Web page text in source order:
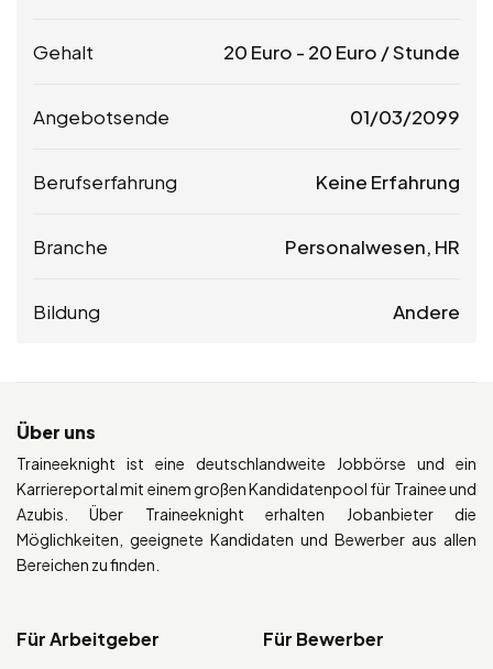
Gehalt 20 Euro - 20 Euro / Stunde
Angebotsende 01/03/2099
Berufserfahrung Keine Erfahrung
Branche Personalwesen, HR
Bildung Andere
Über uns
Traineeknight ist eine deutschlandweite Jobbörse und ein
Karriereportal mit einem großen Kandidatenpool für Trainee und
Azubis. Über Traineeknight erhalten Jobanbieter die
Möglichkeiten, geeignete Kandidaten und Bewerber aus allen
Bereichen zu finden.
Für Arbeitgeber Für Bewerber